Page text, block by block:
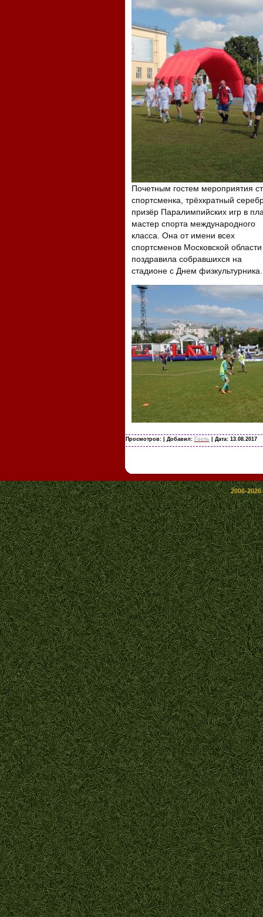
Почетным гостем мероприятия
спортсменка, трёхкратный
призёр Паралимпийских игр в
мастер спорта международного
класса. Она от имени всех
спортсменов Московской области
поздравила собравшихся на
стадионе с Днем физкультурника.
Просмотров: | Добавил: Гость | Дата: 13.08.2017
2006-